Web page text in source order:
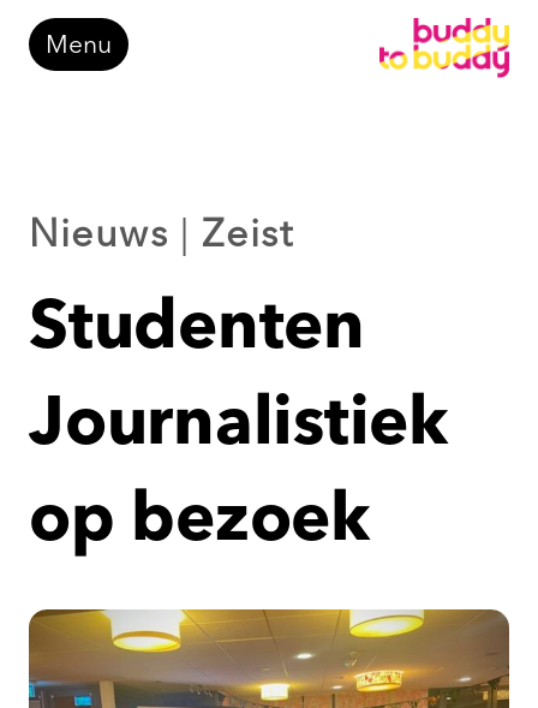
Doorgaan
naarMenu
Nieuws Zeist
Studenten
Journalistiek
op bezoek